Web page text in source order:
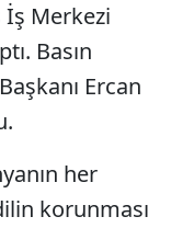
İş Merkezi
Basın
Ercan
her
korunması